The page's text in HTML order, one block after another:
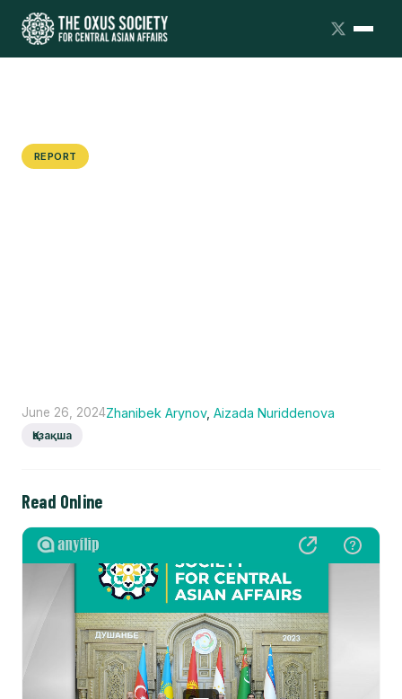
REPORT
June 26, 2024Zhanibek Arynov, Aizada Nuriddenova
Қазақша
Read Online